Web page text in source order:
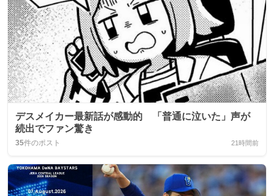
デスメイカー最新話が感動的 「普通に泣いた」声が
続出でファン驚き
35件のポスト 21時間前